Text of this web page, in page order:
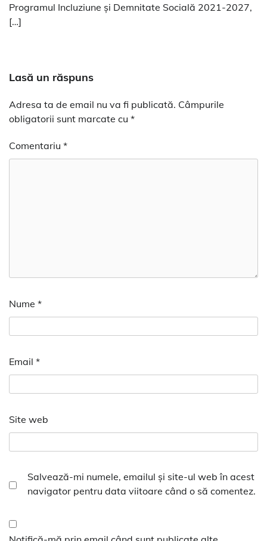
Programul Incluziune și Demnitate Socială 2021-2027,
[…]
Lasă un răspuns
Adresa ta de email nu va fi publicată. Câmpurile
obligatorii sunt marcate cu *
Comentariu *
Nume *
Email *
Site web
Salvează-mi numele, emailul și site-ul web în acest
navigator pentru data viitoare când o să comentez.